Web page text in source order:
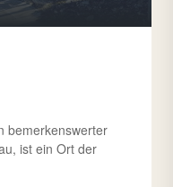
bemerkenswerter
ist ein Ort der